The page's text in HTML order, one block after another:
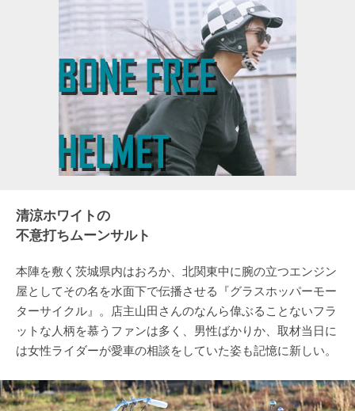
清涼ホワイトの
不意打ちムーンサルト
本陣を敷く茨城県内はおろか、北関東中に腕の立つエンジン
屋としてその名を水面下で伝播させる『グラスホッパーモー
ターサイクル』。店主山田さんのなんら偉ぶることないフラ
ットな人柄を慕うファンは多く、男性ばかりか、取材当日に
は女性ライダーが愛車の相談をしていた姿も記憶に新しい。